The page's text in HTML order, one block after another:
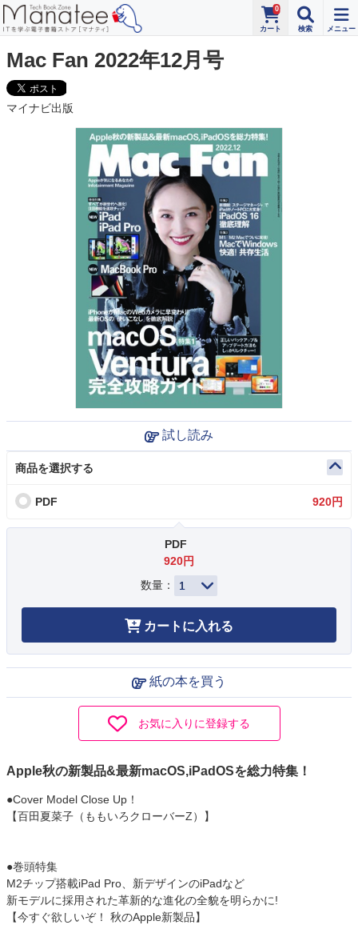
0
Mac Fan 2022年12月号
マイナビ出版
試し読み
商品を選択する
PDF 920円
PDF
920円
数量：
カートに入れる
紙の本を買う
お気に入りに登録する
Apple秋の新製品&最新macOS,iPadOSを総力特集！
●Cover Model Close Up！
【百田夏菜子（ももいろクローバーZ）】
●巻頭特集
M2チップ搭載iPad Pro、新デザインのiPadなど
新モデルに採用された革新的な進化の全貌を明らかに!
【今すぐ欲しいぞ！ 秋のApple新製品】